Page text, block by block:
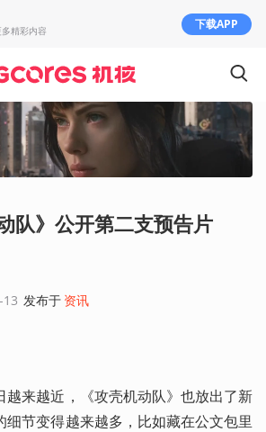
队》公开第二支预告片
13 发布于 资讯
越来越近，《攻壳机动队》也放出了新
细节变得越来越多，比如藏在公文包里
精彩内容 下载APP